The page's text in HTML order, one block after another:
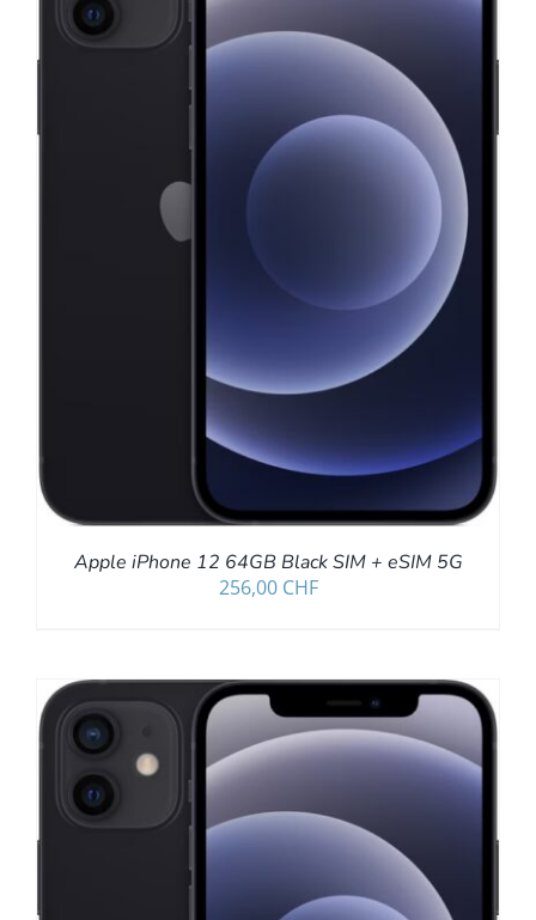
Apple iPhone 12 64GB Black SIM + eSIM 5G
256,00 CHF